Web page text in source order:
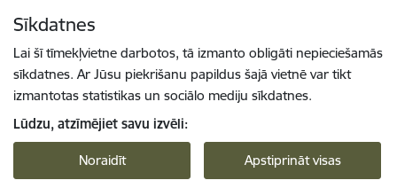
Sīkdatnes
Lai šī tīmekļvietne darbotos, tā izmanto obligāti nepieciešamās
sīkdatnes. Ar Jūsu piekrišanu papildus šajā vietnē var tikt
izmantotas statistikas un sociālo mediju sīkdatnes.
Lūdzu, atzīmējiet savu izvēli:
Noraidīt Apstiprināt visas